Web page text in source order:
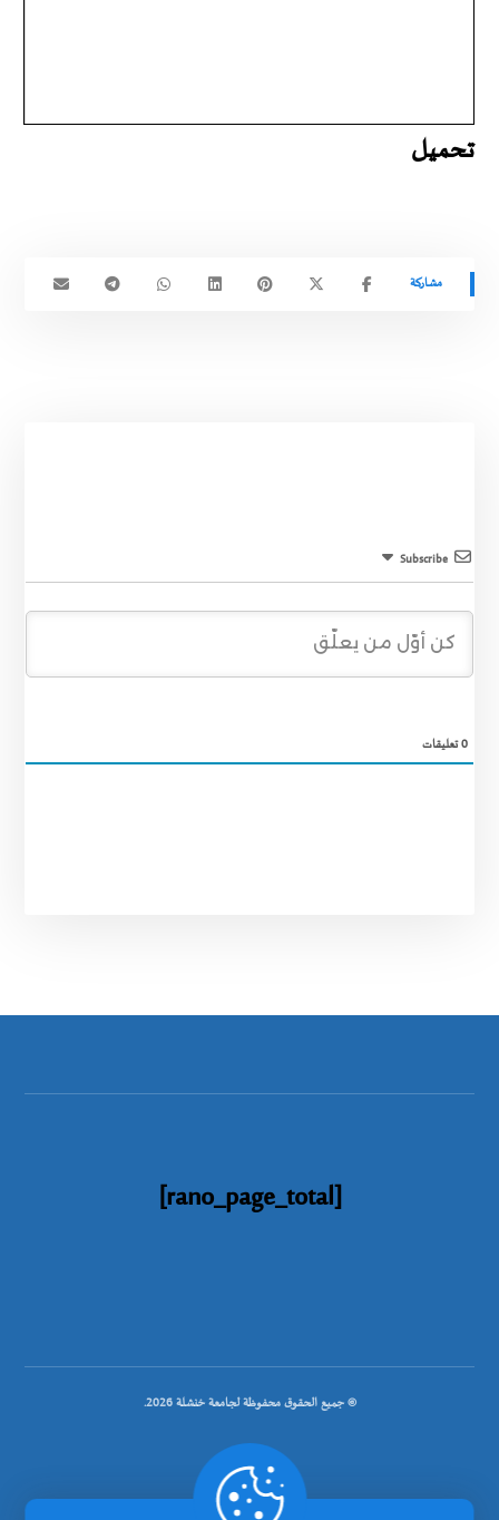
تحميل
Subscribe
0تعليقات
[rano_page_total]
© جميع الحقوق محفوظة لجامعة خنشلة 2026.
.